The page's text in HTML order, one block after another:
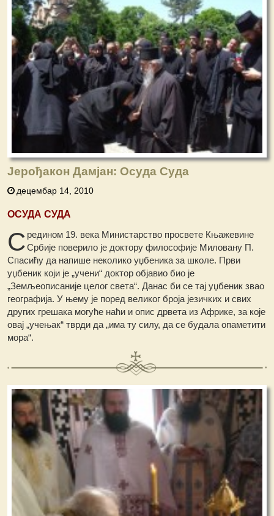
Јерођакон Дамјан: Осуда Суда
децембар 14, 2010
ОСУДА СУДА
С редином 19. века Министарство просвете Књажевине
Србије поверило је доктору философије Миловану П.
Спасићу да напише неколико уџбеника за школе. Први
уџбеник који је „учени“ доктор објавио био је
„Земљеописаније целог света“. Данас би се тај уџбеник звао
географија. У њему је поред великог броја језичких и свих
других грешака могуће наћи и опис дрвета из Африке, за које
овај „учењак“ тврди да „има ту силу, да се будала опаметити
мора“.